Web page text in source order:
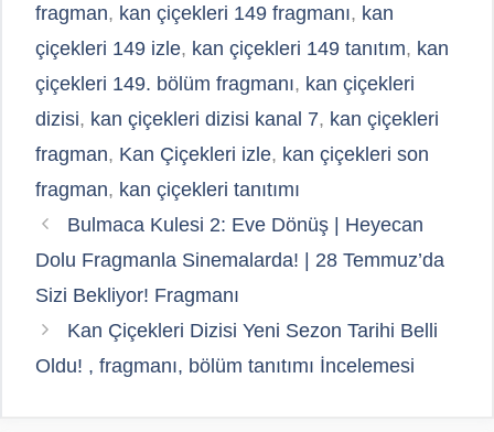
fragman, kan çiçekleri 149 fragmanı, kan
çiçekleri 149 izle, kan çiçekleri 149 tanıtım, kan
çiçekleri 149. bölüm fragmanı, kan çiçekleri
dizisi, kan çiçekleri dizisi kanal 7, kan çiçekleri
fragman, Kan Çiçekleri izle, kan çiçekleri son
fragman, kan çiçekleri tanıtımı
Bulmaca Kulesi 2: Eve Dönüş | Heyecan
Dolu Fragmanla Sinemalarda! | 28 Temmuz’da
Sizi Bekliyor! Fragmanı
Kan Çiçekleri Dizisi Yeni Sezon Tarihi Belli
Oldu! , fragmanı, bölüm tanıtımı İncelemesi